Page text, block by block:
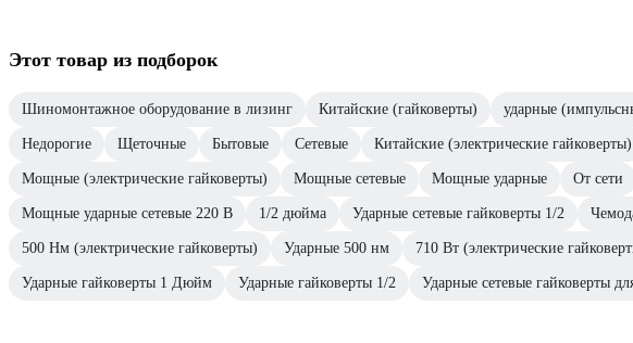
Этот товар из подборок
Шиномонтажное оборудование в лизинг Китайские (гайковерты) ударные
Недорогие Щеточные Бытовые Сетевые Китайские (электрические гайковерты)
Мощные (электрические гайковерты) Мощные сетевые Мощные ударные От сети
Мощные ударные сетевые 220 В 1/2 дюйма Ударные сетевые гайковерты 1/2
500 Нм (электрические гайковерты) Ударные 500 нм 710 Вт (электрические
Ударные гайковерты 1 Дюйм Ударные гайковерты 1/2 Ударные сетевые гайковерты